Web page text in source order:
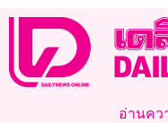
อ่านคว